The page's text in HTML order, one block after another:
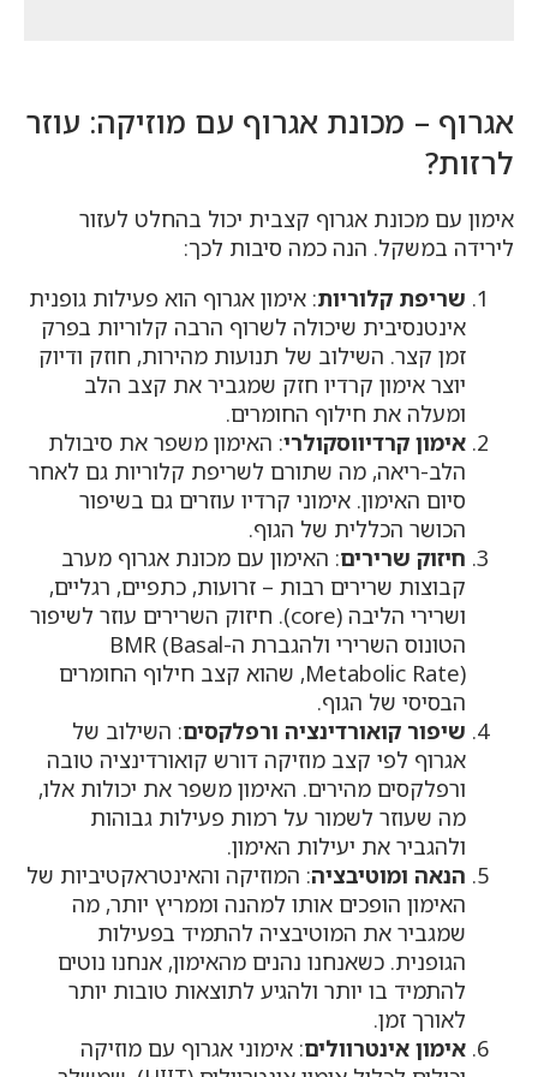
אגרוף – מכונת אגרוף עם מוזיקה: עוזר
לרזות?
אימון עם מכונת אגרוף קצבית יכול בהחלט לעזור
לירידה במשקל. הנה כמה סיבות לכך:
שריפת קלוריות: אימון אגרוף הוא פעילות גופנית
אינטנסיבית שיכולה לשרוף הרבה קלוריות בפרק
זמן קצר. השילוב של תנועות מהירות, חוזק ודיוק
יוצר אימון קרדיו חזק שמגביר את קצב הלב
ומעלה את חילוף החומרים.
אימון קרדיווסקולרי: האימון משפר את סיבולת
הלב-ריאה, מה שתורם לשריפת קלוריות גם לאחר
סיום האימון. אימוני קרדיו עוזרים גם בשיפור
הכושר הכללית של הגוף.
חיזוק שרירים: האימון עם מכונת אגרוף מערב
קבוצות שרירים רבות – זרועות, כתפיים, רגליים,
ושרירי הליבה (core). חיזוק השרירים עוזר לשיפור
הטונוס השרירי ולהגברת ה-BMR (Basal
Metabolic Rate), שהוא קצב חילוף החומרים
הבסיסי של הגוף.
שיפור קואורדינציה ורפלקסים: השילוב של
אגרוף לפי קצב מוזיקה דורש קואורדינציה טובה
ורפלקסים מהירים. האימון משפר את יכולות אלו,
מה שעוזר לשמור על רמות פעילות גבוהות
ולהגביר את יעילות האימון.
הנאה ומוטיבציה: המוזיקה והאינטראקטיביות של
האימון הופכים אותו למהנה וממריץ יותר, מה
שמגביר את המוטיבציה להתמיד בפעילות
הגופנית. כשאנחנו נהנים מהאימון, אנחנו נוטים
להתמיד בו יותר ולהגיע לתוצאות טובות יותר
לאורך זמן.
אימון אינטרוולים: אימוני אגרוף עם מוזיקה